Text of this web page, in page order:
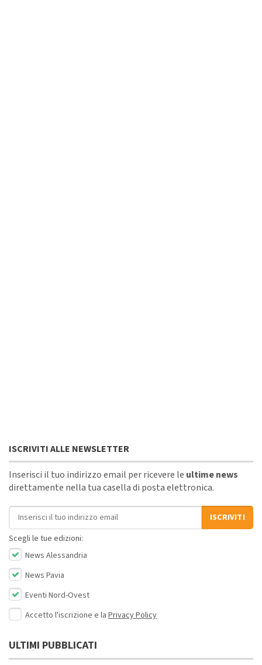
ISCRIVITI ALLE NEWSLETTER
Inserisci il tuo indirizzo email per ricevere le ultime news
direttamente nella tua casella di posta elettronica.
Indirizzo email
ISCRIVITI
Scegli le tue edizioni:
News Alessandria
News Pavia
Eventi Nord-Ovest
Accetto l'iscrizione e la Privacy Policy
ULTIMI PUBBLICATI